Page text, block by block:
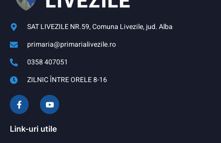
SAT LIVEZILE NR.59, Comuna Livezile, jud. Alba
primaria@primarialivezile.ro
0358 407051
ZILNIC ÎNTRE ORELE 8-16
Link-uri utile